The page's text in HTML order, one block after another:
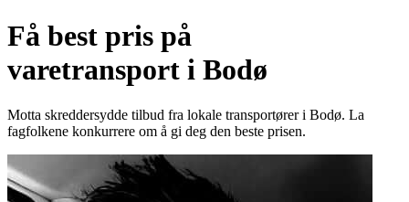
Få best pris på
varetransport i Bodø
Motta skreddersydde tilbud fra lokale transportører i Bodø. La
fagfolkene konkurrere om å gi deg den beste prisen.